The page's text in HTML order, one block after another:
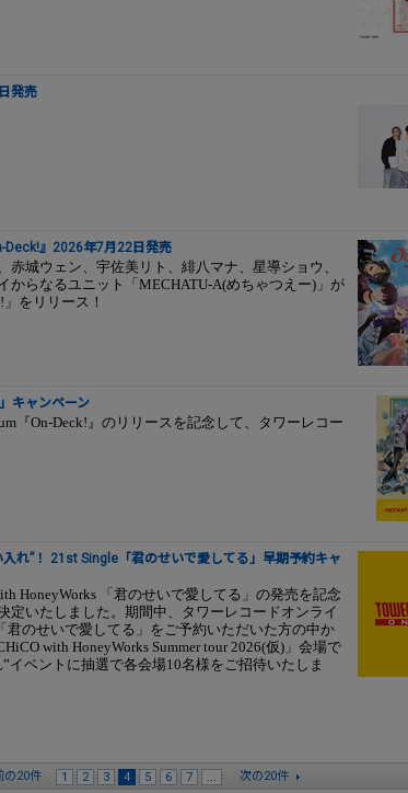
発売
Deck!』2026年7月22日発売
赤城ウェン、宇佐美リト、緋八マナ、星導ショウ、
からなるユニット「MECHATU-A(めちゃつえー)」が
をリリース！
」キャンペーン
『On-Deck!』のリリースを記念して、タワーレコー
れ”！ 21st Single「君のせいで愛してる」早期予約キャ
HoneyWorks 「君のせいで愛してる」の発売を記念
定いたしました。期間中、タワーレコードオンライ
君のせいで愛してる」をご予約いただいた方の中か
with HoneyWorks Summer tour 2026(仮)」会場で
イベントに抽選で各会場10名様をご招待いたしま
の20件 1 2 3 4 5 6 7 ... 次の20件